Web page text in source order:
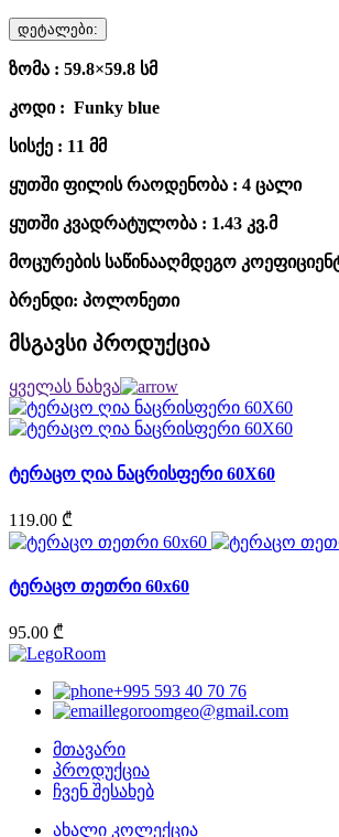
დეტალები:
ზომა : 59.8×59.8 სმ
კოდი : Funky blue
სისქე : 11 მმ
ყუთში ფილის რაოდენობა : 4 ცალი
ყუთში კვადრატულობა : 1.43 კვ.მ
მოცურების საწინააღმდეგო
ბრენდი: პოლონეთი
მსგავსი პროდუქცია
ყველას ნახვა
ტერაცო ღია ნაცრისფერი 60X60
119.00 ₾
ტერაცო თეთრი 60x60
95.00 ₾
+995 593 40 70 76
legoroomgeo@gmail.com
მთავარი
პროდუქცია
ჩვენ შესახებ
ახალი კოლექცია